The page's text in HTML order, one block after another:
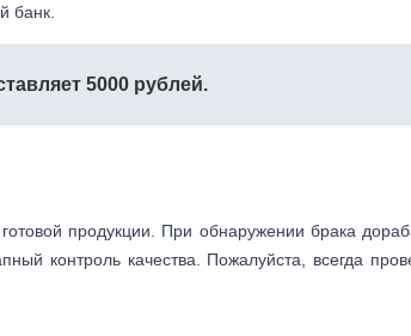
банк.
5000 рублей.
продукции. При обнаружении брака
контроль качества. Пожалуйста, всегда